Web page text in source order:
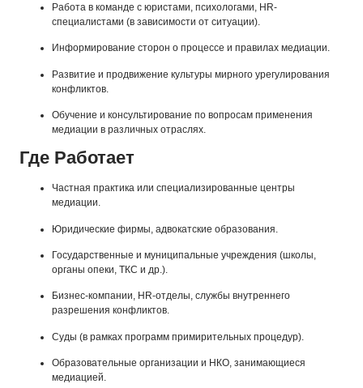
Работа в команде с юристами, психологами, HR-
специалистами (в зависимости от ситуации).
Информирование сторон о процессе и правилах медиации.
Развитие и продвижение культуры мирного урегулирования
конфликтов.
Обучение и консультирование по вопросам применения
медиации в различных отраслях.
Где Работает
Частная практика или специализированные центры
медиации.
Юридические фирмы, адвокатские образования.
Государственные и муниципальные учреждения (школы,
органы опеки, ТКС и др.).
Бизнес-компании, HR-отделы, службы внутреннего
разрешения конфликтов.
Суды (в рамках программ примирительных процедур).
Образовательные организации и НКО, занимающиеся
медиацией.